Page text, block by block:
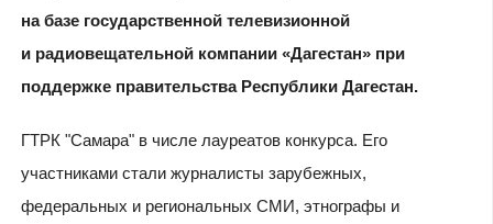
на базе государственной телевизионной
и радиовещательной компании «Дагестан» при
поддержке правительства Республики Дагестан.
ГТРК "Самара" в числе лауреатов конкурса. Его
участниками стали журналисты зарубежных,
федеральных и региональных СМИ, этнографы и